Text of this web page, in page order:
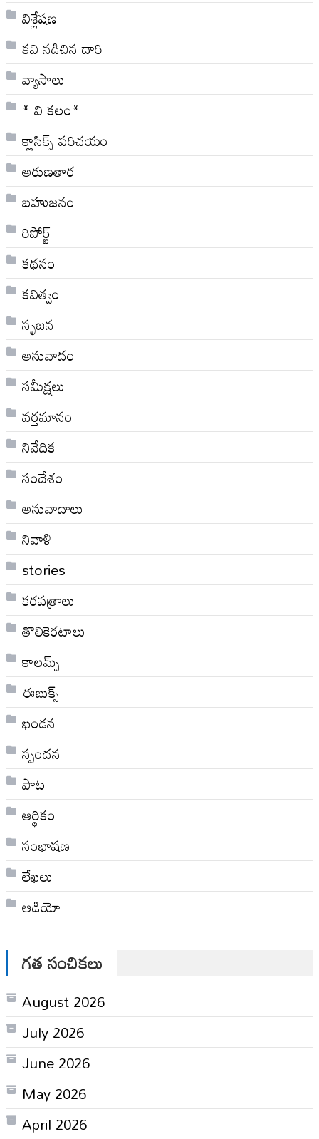
విశ్లేషణ
కవి నడిచిన దారి
వ్యాసాలు
* వి క‌లం*
క్లాసిక్స్ ప‌రిచ‌యం
అరుణతార
బహుజనం
రిపోర్ట్
కథనం
కవిత్వం
సృజన
అనువాదం
సమీక్షలు
వర్తమానం
నివేదిక
సందేశం
అనువాదాలు
నివాళి
stories
కరపత్రాలు
తొలికెరటాలు
కాలమ్స్
ఈబుక్స్
ఖండన
స్పందన
పాట
ఆర్థికం
సంభాషణ
లేఖలు
ఆడియో
గత సంచికలు
August 2026
July 2026
June 2026
May 2026
April 2026